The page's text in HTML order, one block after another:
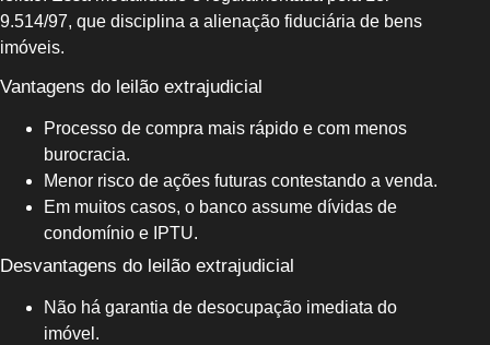
9.514/97, que disciplina a alienação fiduciária de bens
imóveis.
Vantagens do leilão extrajudicial
Processo de compra mais rápido e com menos
burocracia.
Menor risco de ações futuras contestando a venda.
Em muitos casos, o banco assume dívidas de
condomínio e IPTU.
Desvantagens do leilão extrajudicial
Não há garantia de desocupação imediata do
imóvel.